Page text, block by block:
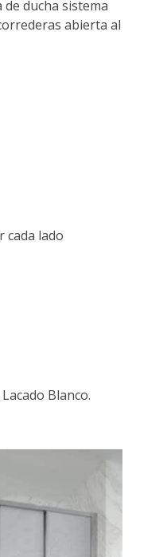
ducha sistema
abierta al
cada lado
Blanco.